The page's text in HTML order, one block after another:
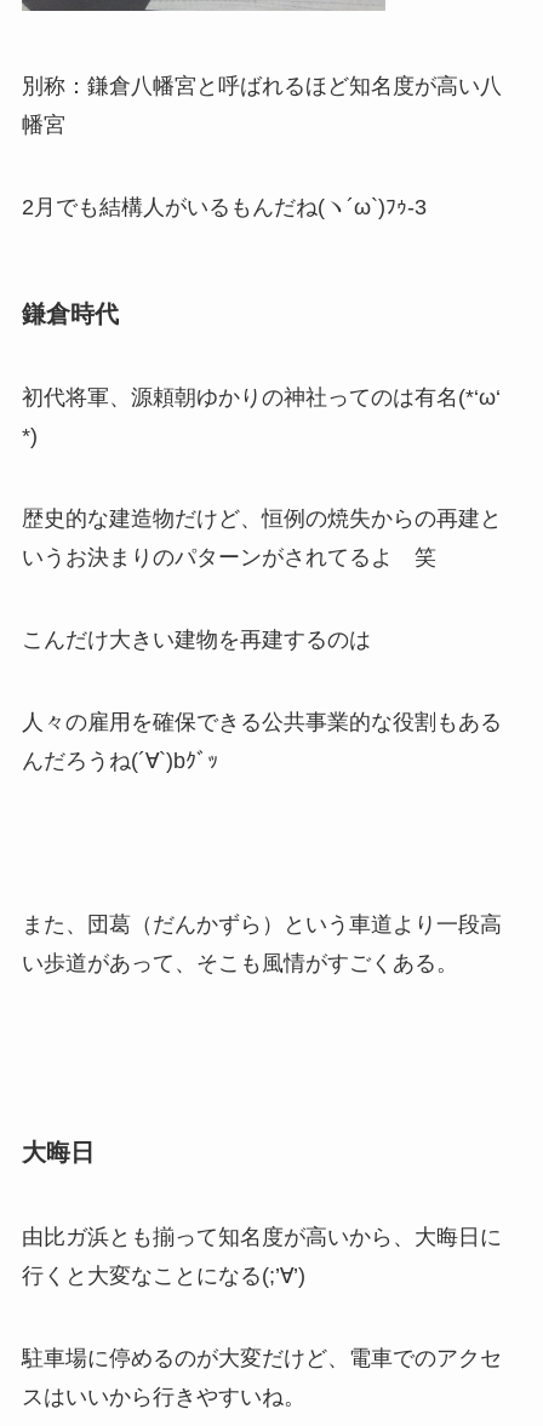
別称：鎌倉八幡宮と呼ばれるほど知名度が高い八
幡宮
2月でも結構人がいるもんだね(ヽ´ω`)ﾌｩ-3
鎌倉時代
初代将軍、源頼朝ゆかりの神社ってのは有名(*‘ω‘
*)
歴史的な建造物だけど、恒例の焼失からの再建と
いうお決まりのパターンがされてるよ 笑
こんだけ大きい建物を再建するのは
人々の雇用を確保できる公共事業的な役割もある
んだろうね(´∀`)bｸﾞｯ
また、団葛（だんかずら）という車道より一段高
い歩道があって、そこも風情がすごくある。
大晦日
由比ガ浜とも揃って知名度が高いから、大晦日に
行くと大変なことになる(;’∀’)
駐車場に停めるのが大変だけど、電車でのアクセ
スはいいから行きやすいね。